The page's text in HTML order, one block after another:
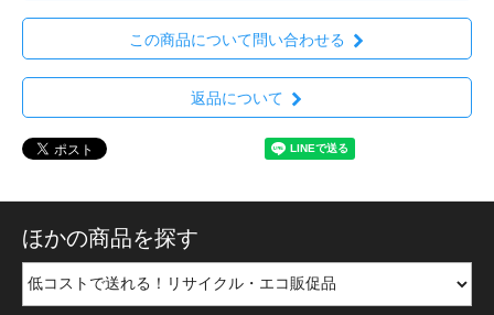
この商品について問い合わせる
返品について
ほかの商品を探す